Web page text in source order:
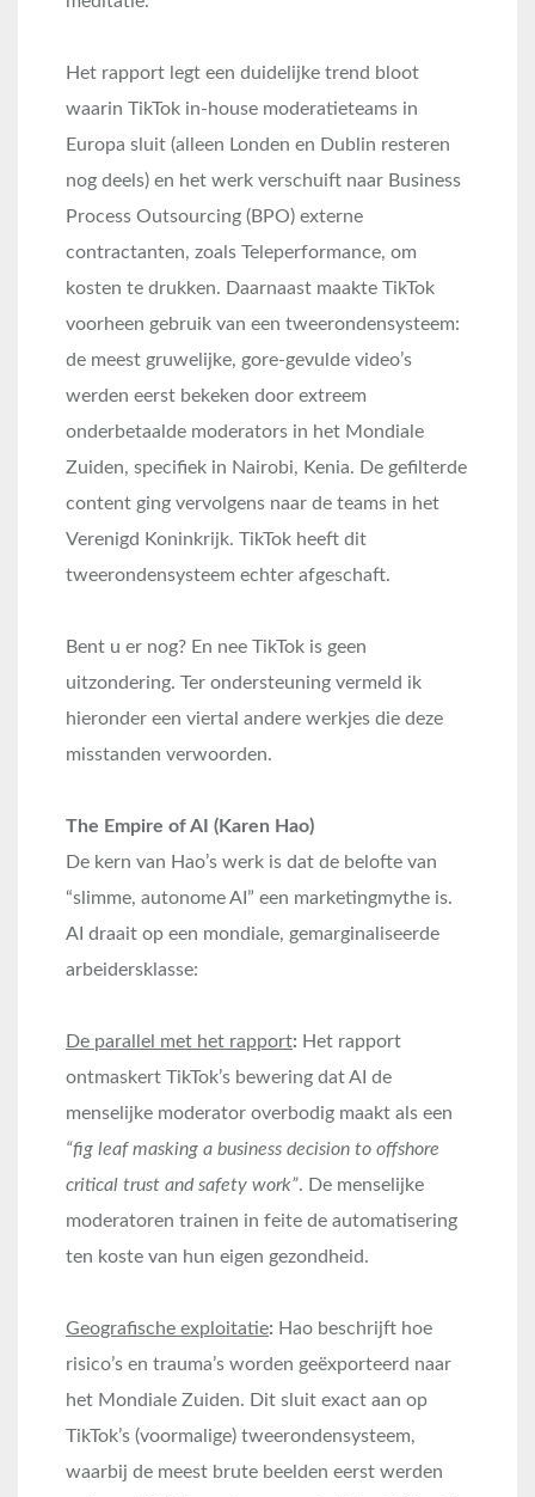
Het rapport legt een duidelijke trend bloot
waarin TikTok in-house moderatieteams in
Europa sluit (alleen Londen en Dublin resteren
nog deels) en het werk verschuift naar Business
Process Outsourcing (BPO) externe
contractanten, zoals Teleperformance, om
kosten te drukken. Daarnaast maakte TikTok
voorheen gebruik van een tweerondensysteem:
de meest gruwelijke, gore-gevulde video’s
werden eerst bekeken door extreem
onderbetaalde moderators in het Mondiale
Zuiden, specifiek in Nairobi, Kenia. De gefilterde
content ging vervolgens naar de teams in het
Verenigd Koninkrijk. TikTok heeft dit
tweerondensysteem echter afgeschaft.
Bent u er nog? En nee TikTok is geen
uitzondering. Ter ondersteuning vermeld ik
hieronder een viertal andere werkjes die deze
misstanden verwoorden.
The Empire of AI (Karen Hao)
De kern van Hao’s werk is dat de belofte van
“slimme, autonome AI” een marketingmythe is.
AI draait op een mondiale, gemarginaliseerde
arbeidersklasse:
De parallel met het rapport: Het rapport
ontmaskert TikTok’s bewering dat AI de
menselijke moderator overbodig maakt als een
“fig leaf masking a business decision to offshore
critical trust and safety work”. De menselijke
moderatoren trainen in feite de automatisering
ten koste van hun eigen gezondheid.
Geografische exploitatie: Hao beschrijft hoe
risico’s en trauma’s worden geëxporteerd naar
het Mondiale Zuiden. Dit sluit exact aan op
TikTok’s (voormalige) tweerondensysteem,
waarbij de meest brute beelden eerst werden